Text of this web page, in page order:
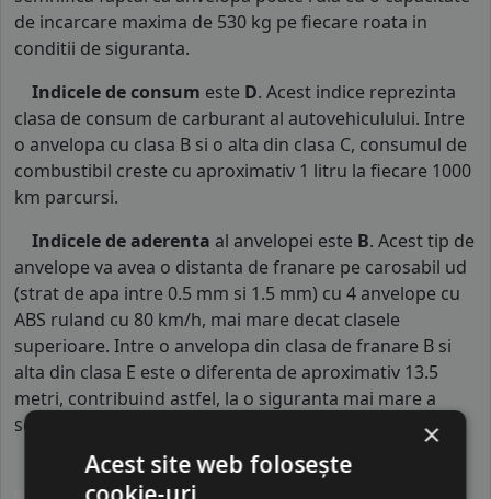
de incarcare maxima de 530 kg pe fiecare roata in
conditii de siguranta.
Indicele de consum este D. Acest indice reprezinta
clasa de consum de carburant al autovehiculului. Intre
o anvelopa cu clasa B si o alta din clasa C, consumul de
combustibil creste cu aproximativ 1 litru la fiecare 1000
km parcursi.
Indicele de aderenta al anvelopei este B. Acest tip de
anvelope va avea o distanta de franare pe carosabil ud
(strat de apa intre 0.5 mm si 1.5 mm) cu 4 anvelope cu
ABS ruland cu 80 km/h, mai mare decat clasele
superioare. Intre o anvelopa din clasa de franare B si
alta din clasa E este o diferenta de aproximativ 13.5
metri, contribuind astfel, la o siguranta mai mare a
soferului si participantilor din trafic.
×
Acest site web folosește